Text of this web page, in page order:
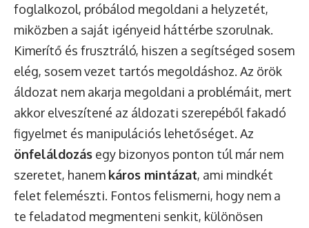
foglalkozol, próbálod megoldani a helyzetét,
miközben a saját igényeid háttérbe szorulnak.
Kimerítő és frusztráló, hiszen a segítséged sosem
elég, sosem vezet tartós megoldáshoz. Az örök
áldozat nem akarja megoldani a problémáit, mert
akkor elveszítené az áldozati szerepéből fakadó
figyelmet és manipulációs lehetőséget. Az
önfeláldozás egy bizonyos ponton túl már nem
szeretet, hanem káros mintázat, ami mindkét
felet felemészti. Fontos felismerni, hogy nem a
te feladatod megmenteni senkit, különösen